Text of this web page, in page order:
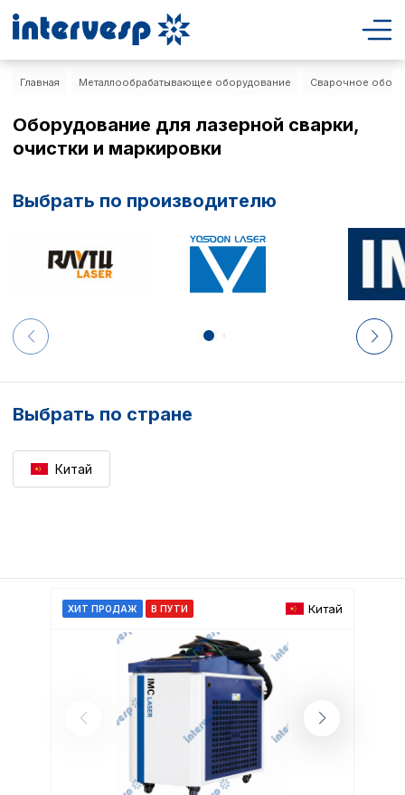
Главная Металлообрабатывающее оборудование Сварочное
Оборудование для лазерной сварки,
очистки и маркировки
Выбрать по производителю
Выбрать по стране
Китай
ХИТ ПРОДАЖ В ПУТИ Китай